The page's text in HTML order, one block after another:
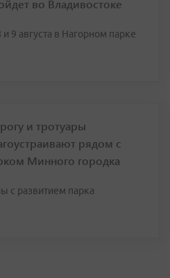
во Владивостоке
9 августа в Нагорном парке
и тротуары
рядом с
Минного городка
с развитием парка